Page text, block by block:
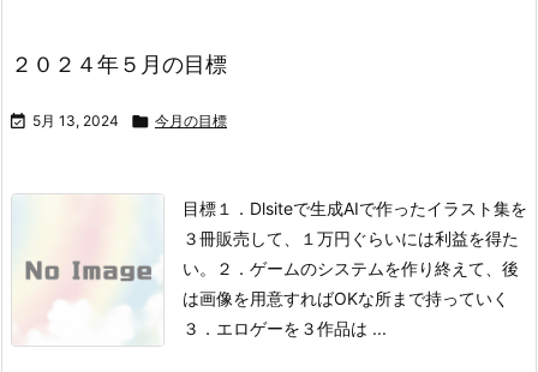
２０２４年５月の目標
 5月 13, 2024  今月の目標
目標１．Dlsiteで生成AIで作ったイラスト集を
３冊販売して、１万円ぐらいには利益を得た
い。
２．ゲームのシステムを作り終えて、後
は画像を用意すればOKな所まで持っていく
３．エロゲーを３作品は ...